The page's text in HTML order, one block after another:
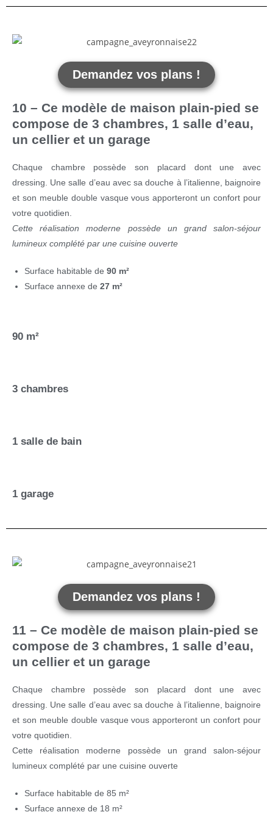
Demandez vos plans !
10 – Ce modèle de maison plain-pied se
compose de 3 chambres, 1 salle d’eau,
un cellier et un garage
Chaque chambre possède son placard dont une avec
dressing. Une salle d’eau avec sa douche à l’italienne, baignoire
et son meuble double vasque vous apporteront un confort pour
votre quotidien.
Cette réalisation moderne possède un grand salon-séjour
lumineux complété par une cuisine ouverte
Surface habitable de 90 m²
Surface annexe de 27 m²
90 m²
3 chambres
1 salle de bain
1 garage
Demandez vos plans !
11 – Ce modèle de maison plain-pied se
compose de 3 chambres, 1 salle d’eau,
un cellier et un garage
Chaque chambre possède son placard dont une avec
dressing. Une salle d’eau avec sa douche à l’italienne, baignoire
et son meuble double vasque vous apporteront un confort pour
votre quotidien.
Cette réalisation moderne possède un grand salon-séjour
lumineux complété par une cuisine ouverte
Surface habitable de 85 m²
Surface annexe de 18 m²